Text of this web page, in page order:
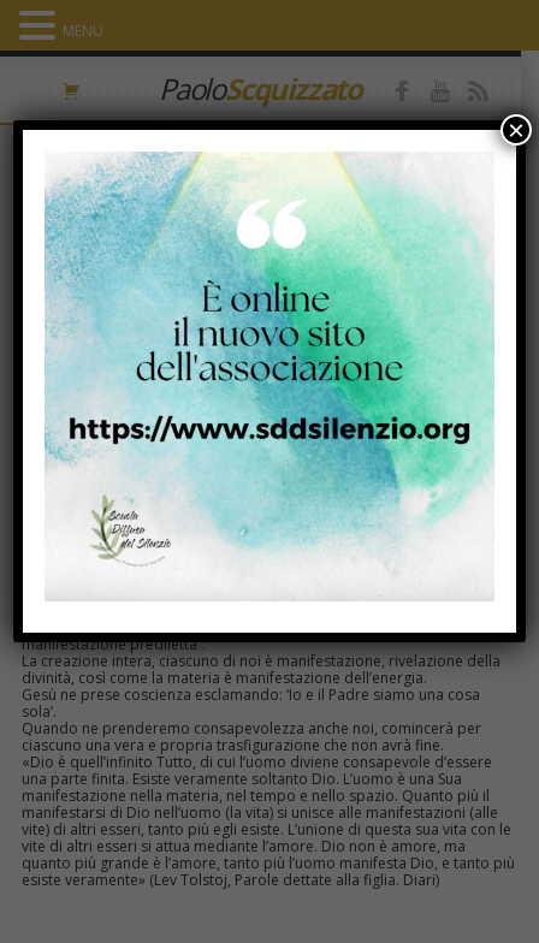
PaoloScquizzato
OMELIA II domenica di Quaresima.
Anno B
24 Febbraio 2024
Facebook
Twitter
EmailCondividi
Mc 9, 2-10
«La nascita non è la vita; è solo un’opportunità che ti viene data per
creare la tua vita» (Osho).
La vita è cammino di trasfigurazione, lento processo di metamorfosi
verso il compimento.
«Sappiamo bene infatti che tutta la creazione geme e soffre fino ad oggi
nelle doglie del parto» (Rm 8, 22). E noi nella creazione. E questo è bello,
come dice Pietro: è bello partecipare a questo difficile e faticosissimo
parto, sapere che portando alla luce la nostra umanità Dio si rivelerà, la
Vita prenderà carne, la Bellezza assumerà volto, l’Amore si manifesterà
in una forma.
Il ‘Senza nome’ è sempre in procinto di venire al mondo, ha solo bisogno
manifestazione prediletta”.
La creazione intera, ciascuno di noi è manifestazione, rivelazione della
divinità, così come la materia è manifestazione dell’energia.
Gesù ne prese coscienza esclamando: ‘Io e il Padre siamo una cosa
sola’.
Quando ne prenderemo consapevolezza anche noi, comincerà per
ciascuno una vera e propria trasfigurazione che non avrà fine.
«Dio è quell’infinito Tutto, di cui l’uomo diviene consapevole d’essere
una parte finita. Esiste veramente soltanto Dio. L’uomo è una Sua
manifestazione nella materia, nel tempo e nello spazio. Quanto più il
manifestarsi di Dio nell’uomo (la vita) si unisce alle manifestazioni (alle
vite) di altri esseri, tanto più egli esiste. L’unione di questa sua vita con le
vite di altri esseri si attua mediante l’amore. Dio non è amore, ma
quanto più grande è l’amore, tanto più l’uomo manifesta Dio, e tanto più
esiste veramente» (Lev Tolstoj, Parole dettate alla figlia. Diari)
MENU
×